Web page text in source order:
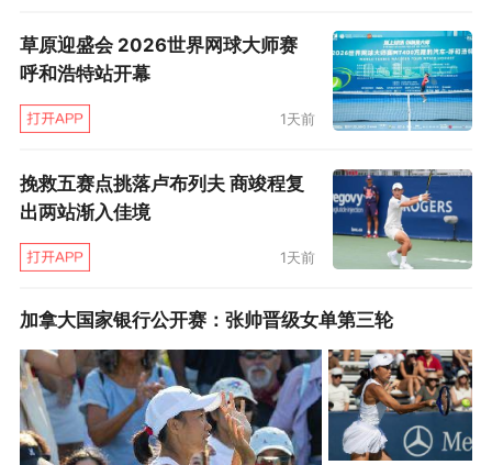
中一个不同的篇章，我正在努力让自己适应现在
的角色。”
这场决赛比想象中的要更加艰难，德约科维奇看
约科维奇错过了两个破发点，而来到第12局自己
非保不可的发球局，德约科维奇又送出致命的双
误，让胡尔卡奇先下一城。
但随着比赛的进行，德约科维奇表现出了最近似
乎已经被他抛弃的那种坚定的决心，在第二盘双
方都守住发球局的情况下，他在抢七中四次迷你
破发，以7比6将比赛拖入决胜盘。
草原迎盛会 2026世界网球大师赛
呼和浩特站开幕
1天前
挽救五赛点挑落卢布列夫 商竣程复
出两站渐入佳境
1天前
加拿大国家银行公开赛：张帅晋级女单第三轮